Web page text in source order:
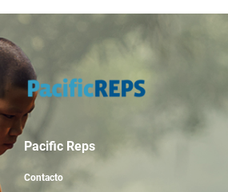
Pacific Reps
Contacto